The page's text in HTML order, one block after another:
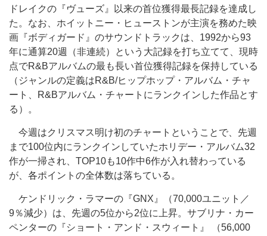
ドレイクの『ヴューズ』以来の首位獲得最長記録を達成し
た。なお、ホイットニー・ヒューストンが主演を務めた映
画『ボディガード』のサウンドトラックは、1992から93
年に通算20週（非連続）という大記録を打ち立てて、現時
点でR&Bアルバムの最も長い首位獲得記録を保持している
（ジャンルの定義はR&B/ヒップホップ・アルバム・チャ
ート、R&Bアルバム・チャートにランクインした作品とす
る）。
今週はクリスマス明け初のチャートということで、先週
まで100位内にランクインしていたホリデー・アルバム32
作が一掃され、TOP10も10作中6作が入れ替わっている
が、各ポイントの全体数は落ちている。
ケンドリック・ラマーの『GNX』（70,000ユニット／
9％減少）は、先週の5位から2位に上昇。サブリナ・カー
ペンターの『ショート・アンド・スウィート』 （56,000